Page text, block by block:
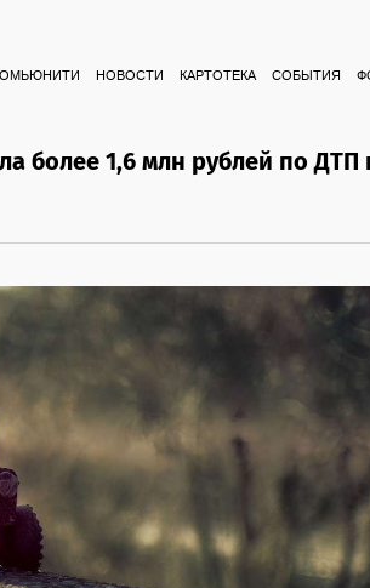
НОВОСТИ КАРТОТЕКА СОБЫТИЯ
более 1,6 млн рублей по ДТП